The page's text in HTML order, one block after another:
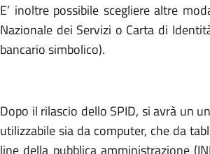
E’ inoltre possibile scegliere altre
Nazionale dei Servizi o Carta di
bancario simbolico).
Dopo il rilascio dello SPID, si avrà un
utilizzabile sia da computer, che da
line della pubblica amministrazione